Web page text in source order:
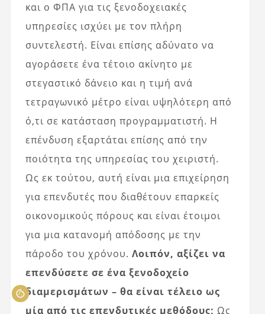
και ο ΦΠΑ για τις ξενοδοχειακές
υπηρεσίες ισχύει με τον πλήρη
συντελεστή. Είναι επίσης αδύνατο να
αγοράσετε ένα τέτοιο ακίνητο με
στεγαστικό δάνειο και η τιμή ανά
τετραγωνικό μέτρο είναι υψηλότερη από
ό,τι σε κατάσταση προγραμματιστή. Η
επένδυση εξαρτάται επίσης από την
ποιότητα της υπηρεσίας του χειριστή.
Ως εκ τούτου, αυτή είναι μια επιχείρηση
για επενδυτές που διαθέτουν επαρκείς
οικονομικούς πόρους και είναι έτοιμοι
για μια κατανομή απόδοσης με την
πάροδο του χρόνου. Λοιπόν, αξίζει να
επενδύσετε σε ένα ξενοδοχείο
διαμερισμάτων – θα είναι τέλειο ως
μία από τις επενδυτικές μεθόδους; Ως